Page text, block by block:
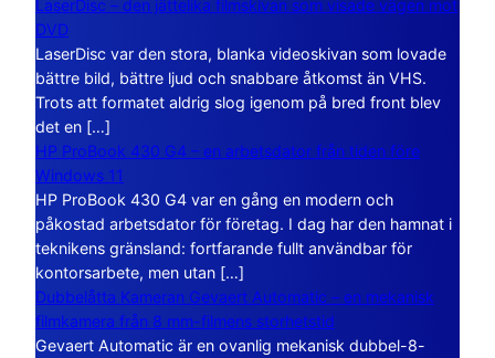
LaserDisc – den jättelika filmskivan som visade vägen mot
DVD
LaserDisc var den stora, blanka videoskivan som lovade
bättre bild, bättre ljud och snabbare åtkomst än VHS.
Trots att formatet aldrig slog igenom på bred front blev
det en […]
HP ProBook 430 G4 – en arbetsdator från tiden före
Windows 11
HP ProBook 430 G4 var en gång en modern och
påkostad arbetsdator för företag. I dag har den hamnat i
teknikens gränsland: fortfarande fullt användbar för
kontorsarbete, men utan […]
Dubbelåtta Kameran Gevaert Automatic – en mekanisk
filmkamera från 8 mm-filmens storhetstid
Gevaert Automatic är en ovanlig mekanisk dubbel-8-